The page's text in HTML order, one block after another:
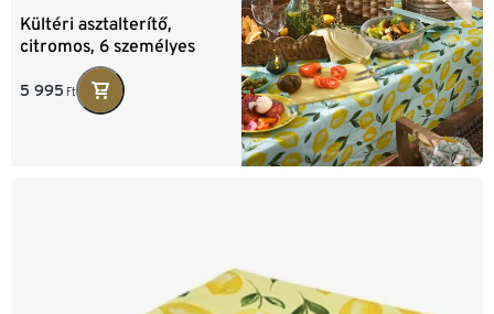
Kültéri asztalterítő,
citromos, 6 személyes
5 995 Ft